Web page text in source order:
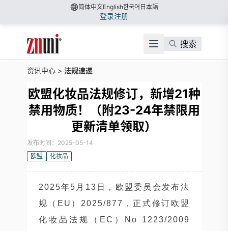
简体中文English한국어 日本語
登录注册
搜索
资讯中心 > 法规速递
欧盟化妆品法规修订，新增21种
禁用物质！（附23-24年禁限用
更新清单领取）
发布时间：2025-05-14
欧盟
化妆品
2025年5月13日，欧盟委员会发布法
规（EU）2025/877，正式修订欧盟
化妆品法规（EC）No 1223/2009